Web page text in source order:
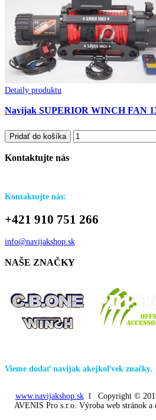
Detaily produktu
Navijak SUPERIOR WINCH FAN
Kontaktujte nás
Kontaktujte nás:
+421 910 751 266
info@navijakshop.sk
NAŠE ZNAČKY
Vieme dodať navijak akejkoľvek značky.
www.navijakshop.skl Copyright © 2019
AVENIS Pro s.r.o. Výroba web stránok